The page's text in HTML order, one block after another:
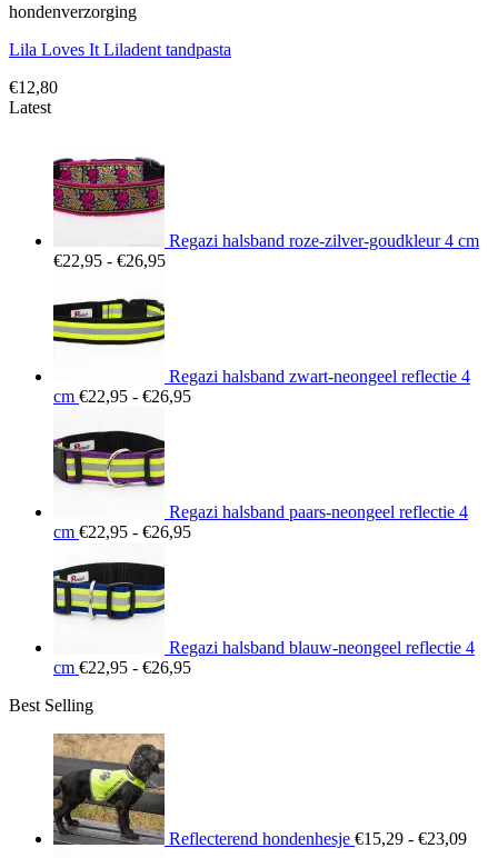
hondenverzorging
Lila Loves It Liladent tandpasta
€12,80
Latest
Regazi halsband roze-zilver-goudkleur 4 cm
€22,95 - €26,95Prijsklasse:
Regazi halsband zwart-neongeel reflectie 4
cm €22,95 - €26,95Prijsklasse:
Regazi halsband paars-neongeel reflectie 4
cm €22,95 - €26,95Prijsklasse:
Regazi halsband blauw-neongeel reflectie 4
cm €22,95 - €26,95Prijsklasse:
Best Selling
Reflecterend hondenhesje €15,29 - €23,09